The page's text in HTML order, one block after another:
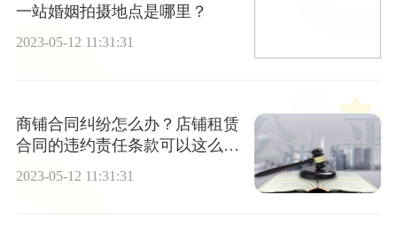
一站婚姻拍摄地点是哪里？
2023-05-12 11:31:31
商铺合同纠纷怎么办？店铺租赁
合同的违约责任条款可以这么约
2023-05-12 11:31:31